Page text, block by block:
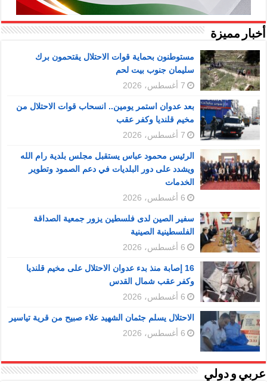
أخبار مميزة
مستوطنون بحماية قوات الاحتلال يقتحمون برك
سليمان جنوب بيت لحم
7 أغسطس، 2026
بعد عدوان استمر يومين.. انسحاب قوات الاحتلال من
مخيم قلنديا وكفر عقب
7 أغسطس، 2026
الرئيس محمود عباس يستقبل مجلس بلدية رام الله
ويشدد على دور البلديات في دعم الصمود وتطوير
الخدمات
6 أغسطس، 2026
سفير الصين لدى فلسطين يزور جمعية الصداقة
الفلسطينية الصينية
6 أغسطس، 2026
16 إصابة منذ بدء عدوان الاحتلال على مخيم قلنديا
وكفر عقب شمال القدس
6 أغسطس، 2026
الاحتلال يسلم جثمان الشهيد علاء صبيح من قرية تياسير
6 أغسطس، 2026
عربي و دولي